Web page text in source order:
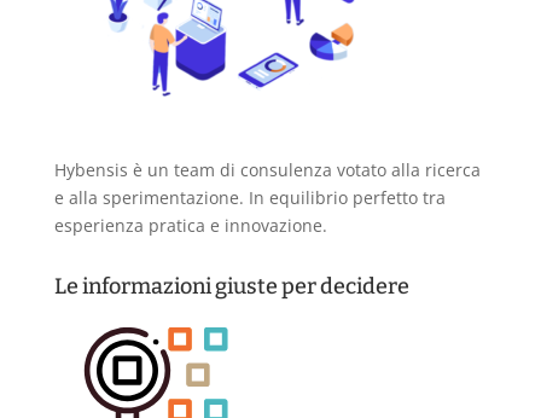
Hybensis è un team di consulenza votato alla ricerca
e alla sperimentazione. In equilibrio perfetto tra
esperienza pratica e innovazione.
Le informazioni giuste per decidere